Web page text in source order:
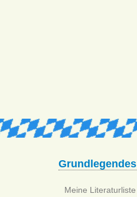
Grundlegendes
Meine Literaturliste